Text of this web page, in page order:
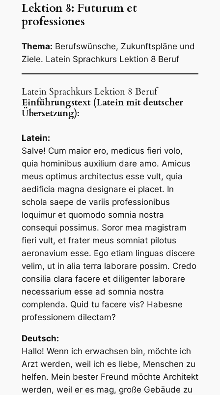
Lektion 8: Futurum et
professiones
Thema: Berufswünsche, Zukunftspläne und
Ziele. Latein Sprachkurs Lektion 8 Beruf
Latein Sprachkurs Lektion 8 Beruf
Einführungstext (Latein mit deutscher
Übersetzung):
Latein:
Salve! Cum maior ero, medicus fieri volo,
quia hominibus auxilium dare amo. Amicus
meus optimus architectus esse vult, quia
aedificia magna designare ei placet. In
schola saepe de variis professionibus
loquimur et quomodo somnia nostra
consequi possimus. Soror mea magistram
fieri vult, et frater meus somniat pilotus
aeronavium esse. Ego etiam linguas discere
velim, ut in alia terra laborare possim. Credo
consilia clara facere et diligenter laborare
necessarium esse ad somnia nostra
complenda. Quid tu facere vis? Habesne
professionem dilectam?
Deutsch:
Hallo! Wenn ich erwachsen bin, möchte ich
Arzt werden, weil ich es liebe, Menschen zu
helfen. Mein bester Freund möchte Architekt
werden, weil er es mag, große Gebäude zu